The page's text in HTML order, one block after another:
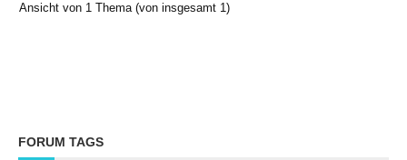
Ansicht von 1 Thema (von insgesamt 1)
FORUM TAGS